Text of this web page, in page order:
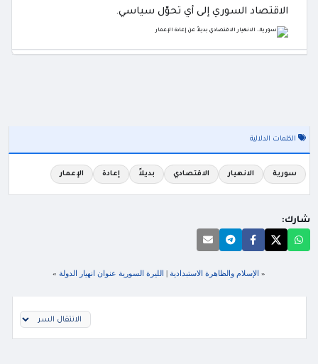
الاقتصاد السوري إلى أي تحوّل سياسي.
الكلمات الدلالية
سورية الانهيار الاقتصادي بديلاً إعادة الإعمار
شارك:
« الإسلام والظاهرة الاستبدادية | الليرة السورية عنوان انهيار الدولة »